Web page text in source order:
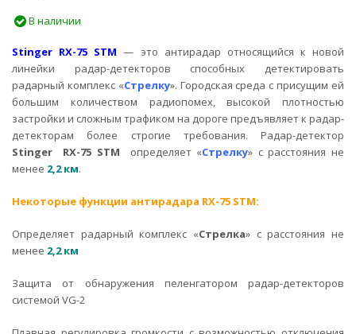
В наличии
Stinger RX-75 STM— это антирадар относящийся к новой
линейки радар-детекторов способных детектировать
радарный комплекс «Стрелку». Городская среда с присущим ей
большим количеством радиопомех, высокой плотностью
застройки и сложным трафиком на дороге предъявляет к радар-
детекторам более строгие требования. Радар-детектор
Stinger RX-75 STM определяет «Стрелку» с расстояния не
менее 2,2 км.
Некоторые функции антирадара RX-75 STM:
Определяет радарный комплекс «Стрелка» с расстояния не
менее 2,2 км
Защита от обнаружения пеленгатором радар-детекторов
системой VG-2